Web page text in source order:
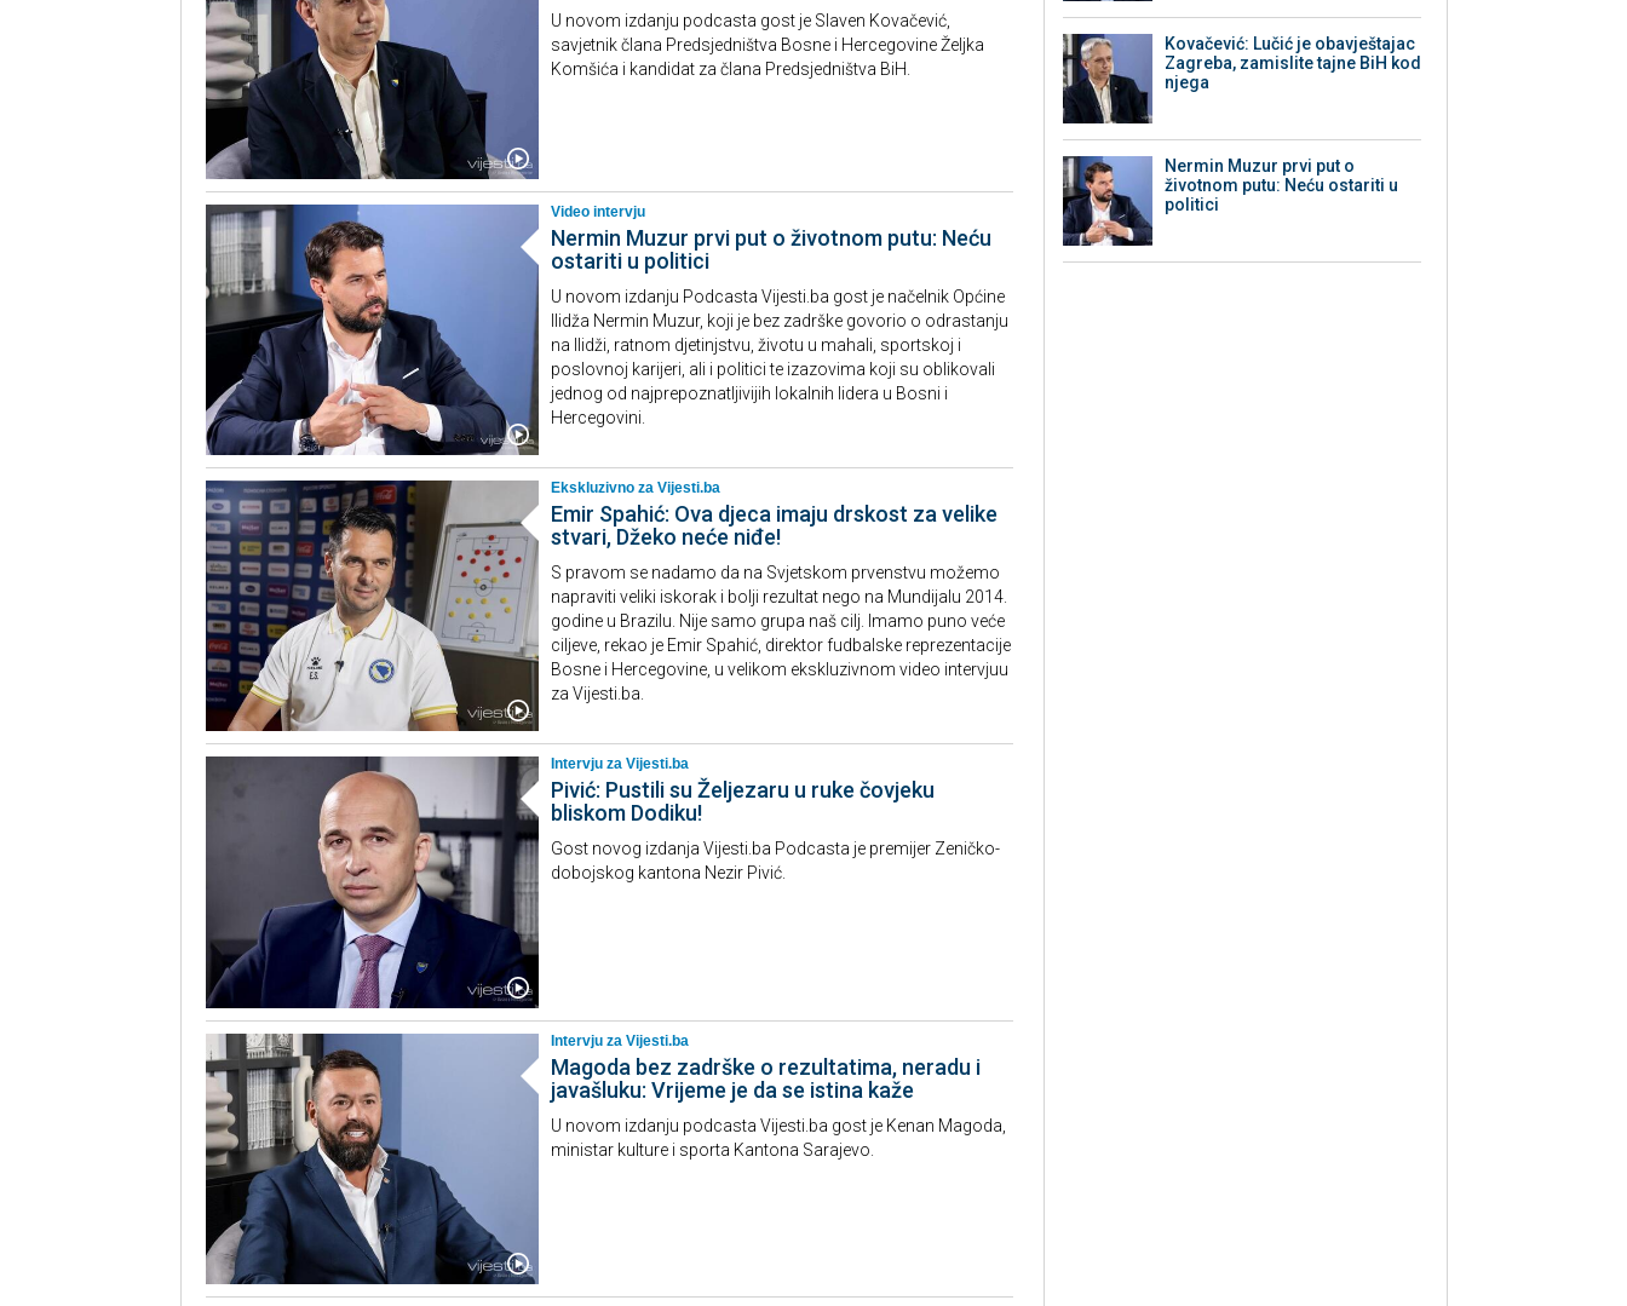
U novom izdanju podcasta gost je Slaven Kovačević,
savjetnik člana Predsjedništva Bosne i Hercegovine Željka
Komšića i kandidat za člana Predsjedništva BiH.
Video intervju
Nermin Muzur prvi put o životnom putu: Neću
ostariti u politici
U novom izdanju Podcasta Vijesti.ba gost je načelnik Općine
Ilidža Nermin Muzur, koji je bez zadrške govorio o odrastanju
na Ilidži, ratnom djetinjstvu, životu u mahali, sportskoj i
poslovnoj karijeri, ali i politici te izazovima koji su oblikovali
jednog od najprepoznatljivijih lokalnih lidera u Bosni i
Hercegovini.
Ekskluzivno za Vijesti.ba
Emir Spahić: Ova djeca imaju drskost za velike
stvari, Džeko neće niđe!
S pravom se nadamo da na Svjetskom prvenstvu možemo
napraviti veliki iskorak i bolji rezultat nego na Mundijalu 2014.
godine u Brazilu. Nije samo grupa naš cilj. Imamo puno veće
ciljeve, rekao je Emir Spahić, direktor fudbalske reprezentacije
Bosne i Hercegovine, u velikom ekskluzivnom video intervjuu
za Vijesti.ba.
Intervju za Vijesti.ba
Pivić: Pustili su Željezaru u ruke čovjeku
bliskom Dodiku!
Gost novog izdanja Vijesti.ba Podcasta je premijer Zeničko-
dobojskog kantona Nezir Pivić.
Intervju za Vijesti.ba
Magoda bez zadrške o rezultatima, neradu i
javašluku: Vrijeme je da se istina kaže
U novom izdanju podcasta Vijesti.ba gost je Kenan Magoda,
ministar kulture i sporta Kantona Sarajevo.
Kovačević: Lučić je obavještajac
Zagreba, zamislite tajne BiH kod
njega
Nermin Muzur prvi put o
životnom putu: Neću ostariti u
politici